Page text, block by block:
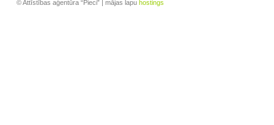
© Attīstības aģentūra “Pieci” | mājas lapu hostings